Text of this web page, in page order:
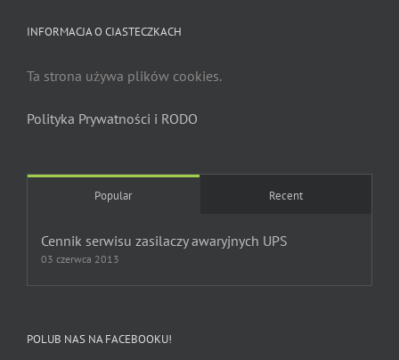
INFORMACJA O CIASTECZKACH
Ta strona używa plików cookies.
Polityka Prywatności i RODO
Popular Recent
Cennik serwisu zasilaczy awaryjnych UPS
03 czerwca 2013
POLUB NAS NA FACEBOOKU!